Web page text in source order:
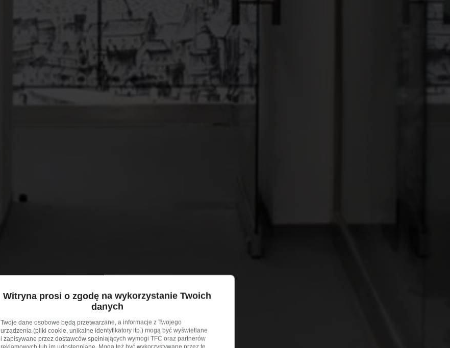
Witryna prosi o zgodę na wykorzystanie Twoich
danych
Twoje dane osobowe będą przetwarzane, a informacje z Twojego
urządzenia (pliki cookie, unikalne identyfikatory itp.) mogą być wyświetlane
i zapisywane przez dostawców spełniających wymogi TFC oraz partnerów